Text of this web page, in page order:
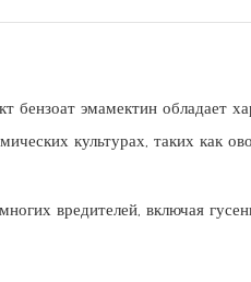
бензоат эмамектин обладает
культурах, таких как
вредителей, включая